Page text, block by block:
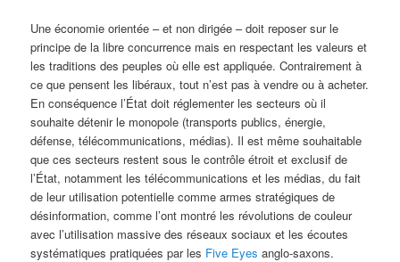
Une économie orientée – et non dirigée – doit reposer sur le
principe de la libre concurrence mais en respectant les valeurs et
les traditions des peuples où elle est appliquée. Contrairement à
ce que pensent les libéraux, tout n’est pas à vendre ou à acheter.
En conséquence l’État doit réglementer les secteurs où il
souhaite détenir le monopole (transports publics, énergie,
défense, télécommunications, médias). Il est même souhaitable
que ces secteurs restent sous le contrôle étroit et exclusif de
l’État, notamment les télécommunications et les médias, du fait
de leur utilisation potentielle comme armes stratégiques de
désinformation, comme l’ont montré les révolutions de couleur
avec l’utilisation massive des réseaux sociaux et les écoutes
systématiques pratiquées par les Five Eyes anglo-saxons.